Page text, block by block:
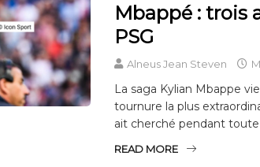
Mbappé : trois
PSG
Alneus Jean Steven
La saga Kylian Mbappe
tournure la plus
ait cherché pendant toute
READ MORE